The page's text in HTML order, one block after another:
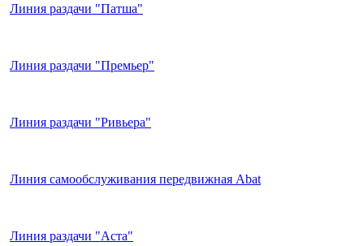
Линия раздачи "Патша"
Линия раздачи "Премьер"
Линия раздачи "Ривьера"
Линия самообслуживания передвижная Abat
Линия раздачи "Аста"